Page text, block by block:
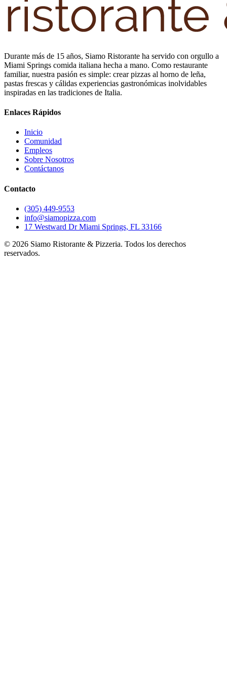
Durante más de 15 años, Siamo Ristorante ha servido con orgullo a
Miami Springs comida italiana hecha a mano. Como restaurante
familiar, nuestra pasión es simple: crear pizzas al horno de leña,
pastas frescas y cálidas experiencias gastronómicas inolvidables
inspiradas en las tradiciones de Italia.
Enlaces Rápidos
Inicio
Comunidad
Empleos
Sobre Nosotros
Contáctanos
Contacto
(305) 449-9553
info@siamopizza.com
17 Westward Dr Miami Springs, FL 33166
© 2026 Siamo Ristorante & Pizzeria. Todos los derechos
reservados.